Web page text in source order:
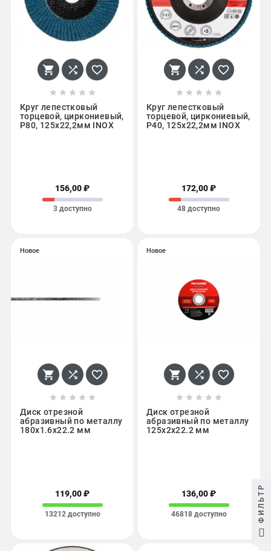
  
    
Круг лепестковый
торцевой, циркониевый,
P80, 125х22,2мм INOX
156,00 ₽
3 доступно
  
    
Круг лепестковый
торцевой, циркониевый,
P40, 125х22,2мм INOX
172,00 ₽
48 доступно
Новое
  
    
Диск отрезной
абразивный по металлу
180х1.6х22.2 мм
119,00 ₽
13212 доступно
Новое
  
    
Диск отрезной
абразивный по металлу
125х2х22.2 мм
136,00 ₽
46818 доступно ФИЛЬТР